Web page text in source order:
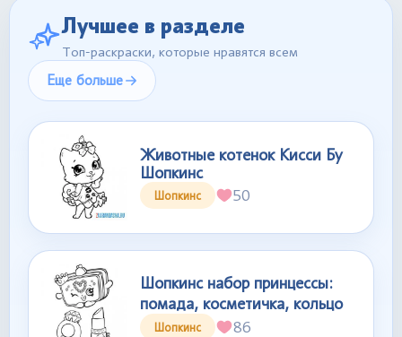
Лучшее в разделе
Топ-раскраски, которые нравятся всем
Еще больше
Животные котенок Кисси Бу
Шопкинс
Шопкинс 50
Шопкинс набор принцессы:
помада, косметичка, кольцо
Шопкинс 86